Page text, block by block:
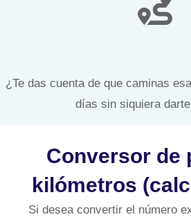
¿Te das cuenta de que caminas
días sin siquiera
Conversor de
kilómetros
Si desea convertir el número